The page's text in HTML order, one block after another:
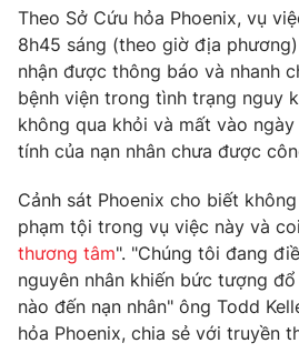
Hậu trường
Nhân vật
Khán giả
Giải trí
Điện ảnh
Âm nhạc
Sao
Đời sống
Du lịch
Chất lượng cuộc sống
Giáo dục
Tuyển sinh
Học trực tuyến
Công nghệ
Hitech Công nghệ tương lai
Sản phẩm
Thị trường
Giao lưu trực tuyến
Lịch phát sóng
Theo Sở Cứu hỏa Phoenix, vụ
8h45 sáng (theo giờ địa
nhận được thông báo và nhanh
bệnh viện trong tình trạng nguy
không qua khỏi và mất vào ngày
tính của nạn nhân chưa được
Cảnh sát Phoenix cho biết
phạm tội trong vụ việc này và
thương tâm". "Chúng tôi đang
nguyên nhân khiến bức tượng
nào đến nạn nhân" ông Todd
hỏa Phoenix, chia sẻ với truyền